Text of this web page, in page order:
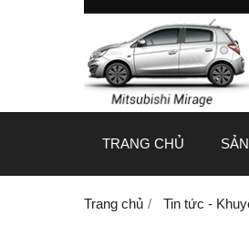
TRANG CHỦ
Trang chủ Tin tức -